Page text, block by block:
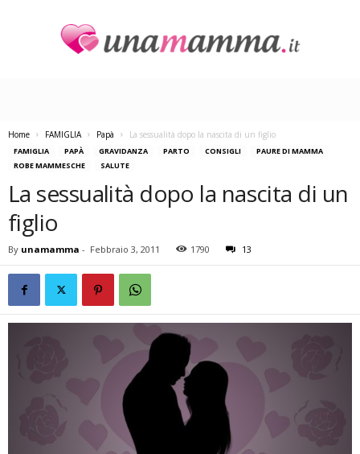
Home FAMIGLIA Papà La sessualità dopo la nascita di un figlio
FAMIGLIA PAPÀ GRAVIDANZA PARTO CONSIGLI
PAURE DI MAMMA
ROBE MAMMESCHE
SALUTE
La sessualità dopo la nascita di un
figlio
By unamamma - Febbraio 3, 2011 1790 13